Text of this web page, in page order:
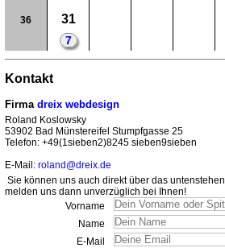
36 31
7
Kontakt
Firma dreix webdesign
Roland Koslowsky
53902 Bad Münstereifel Stumpfgasse 25
Telefon: +49(1sieben2)8245 sieben9sieben
E-Mail: roland@dreix.de
Sie können uns auch direkt über das
melden uns dann unverzüglich bei Ihnen!
Vorname
Name
E-Mail